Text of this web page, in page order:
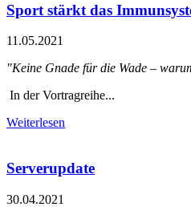
Sport stärkt das
11.05.2021
"Keine Gnade für die Wade –
In der Vortragreihe...
Weiterlesen
Serverupdate
30.04.2021